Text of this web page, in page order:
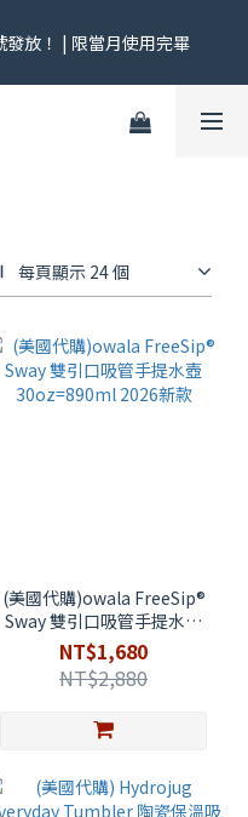
同快去領！
放！ | 限當月使用完畢
$299／$999 各一張｜官網
每頁顯示 24 個
(美國代購)owala FreeSip®
Sway 雙引口吸管手提水壺
30oz=890ml 2026新款
NT$1,680
NT$2,880